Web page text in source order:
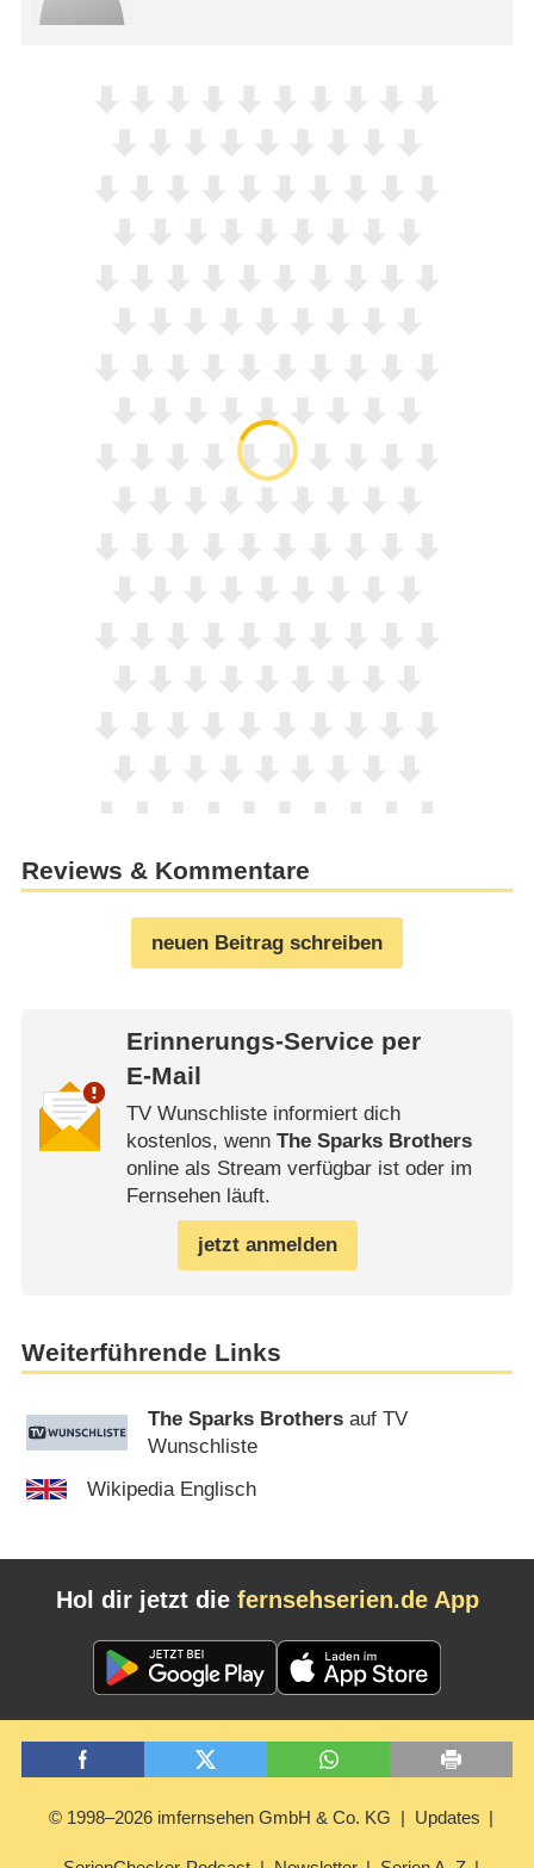
Reviews & Kommentare
neuen Beitrag schreiben
Erinnerungs-Service per
E-Mail
TV Wunschliste informiert dich
kostenlos, wenn The Sparks Brothers
online als Stream verfügbar ist oder im
Fernsehen läuft.
jetzt anmelden
Weiterführende Links
The Sparks Brothers auf TV
Wunschliste
Wikipedia Englisch
Hol dir jetzt die fernsehserien.de App
© 1998–2026 imfernsehen GmbH & Co. KG Updates